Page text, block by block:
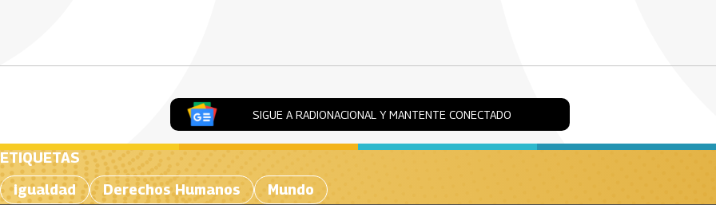
SIGUE A RADIONACIONAL Y MANTENTE CONECTADO
ETIQUETAS
igualdad
Derechos Humanos Mundo